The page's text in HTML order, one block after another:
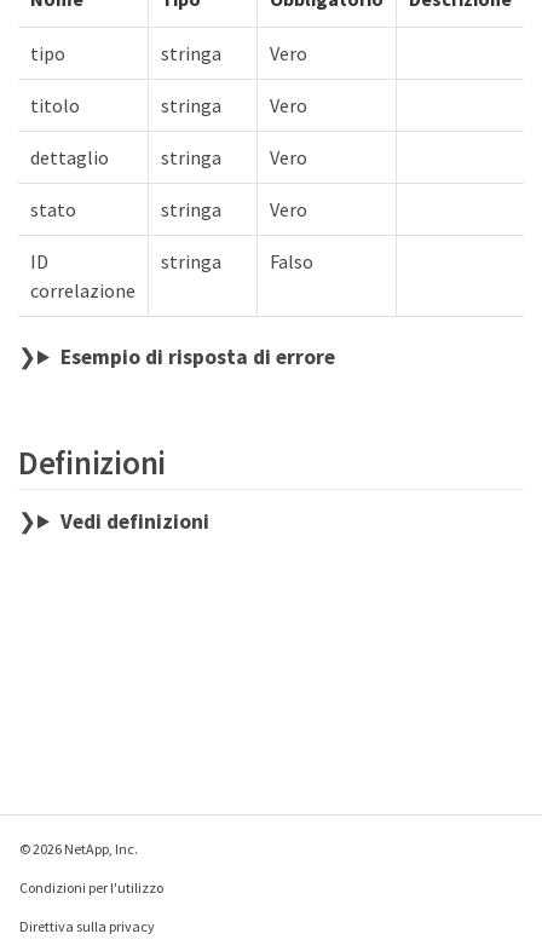
tipo stringa Vero
titolo stringa Vero
dettaglio stringa Vero
stato stringa Vero
ID
correlazione
stringa Falso
Esempio di risposta di errore
Definizioni
Vedi definizioni
© 2026 NetApp, Inc.
Condizioni per l'utilizzo
Direttiva sulla privacy